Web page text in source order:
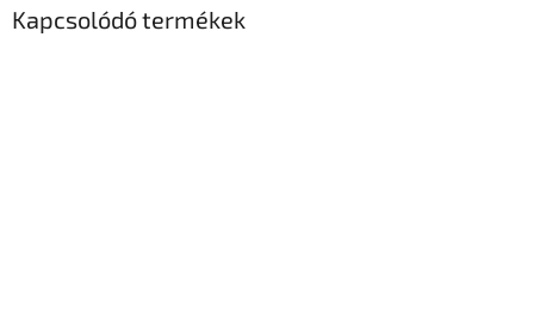
Kapcsolódó termékek